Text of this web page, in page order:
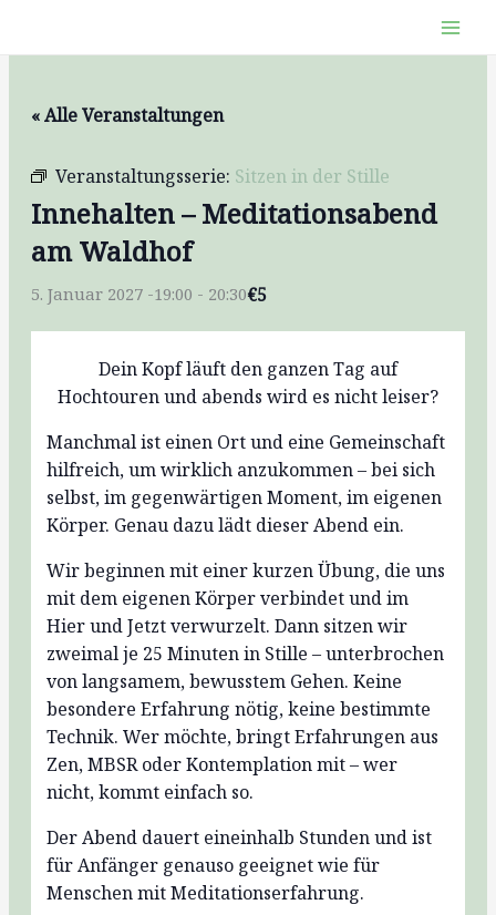
« Alle Veranstaltungen
Veranstaltungsserie: Sitzen in der Stille
Innehalten – Meditationsabend
am Waldhof
5. Januar 2027 -19:00 - 20:30€5
Dein Kopf läuft den ganzen Tag auf
Hochtouren und abends wird es nicht leiser?
Manchmal ist einen Ort und eine Gemeinschaft
hilfreich, um wirklich anzukommen – bei sich
selbst, im gegenwärtigen Moment, im eigenen
Körper. Genau dazu lädt dieser Abend ein.
Wir beginnen mit einer kurzen Übung, die uns
mit dem eigenen Körper verbindet und im
Hier und Jetzt verwurzelt. Dann sitzen wir
zweimal je 25 Minuten in Stille – unterbrochen
von langsamem, bewusstem Gehen. Keine
besondere Erfahrung nötig, keine bestimmte
Technik. Wer möchte, bringt Erfahrungen aus
Zen, MBSR oder Kontemplation mit – wer
nicht, kommt einfach so.
Der Abend dauert eineinhalb Stunden und ist
für Anfänger genauso geeignet wie für
Menschen mit Meditationserfahrung.